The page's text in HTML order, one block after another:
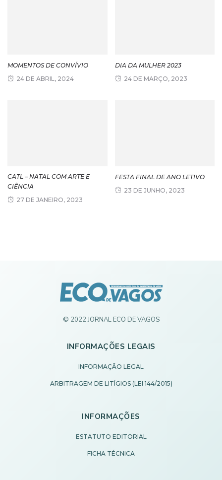
MOMENTOS DE CONVÍVIO
24 DE ABRIL, 2024
DIA DA MULHER 2023
24 DE MARÇO, 2023
CATL – NATAL COM ARTE E
CIÊNCIA
27 DE JANEIRO, 2023
FESTA FINAL DE ANO LETIVO
23 DE JUNHO, 2023
© 2022 JORNAL ECO DE VAGOS
INFORMAÇÕES LEGAIS
INFORMAÇÃO LEGAL
ARBITRAGEM DE LITÍGIOS (LEI 144/2015)
INFORMAÇÕES
ESTATUTO EDITORIAL
FICHA TÉCNICA